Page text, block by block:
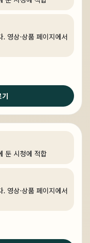
영상·상품 페이지에서
기
가능한 PC
둔 시청에 적합
영상·상품 페이지에서